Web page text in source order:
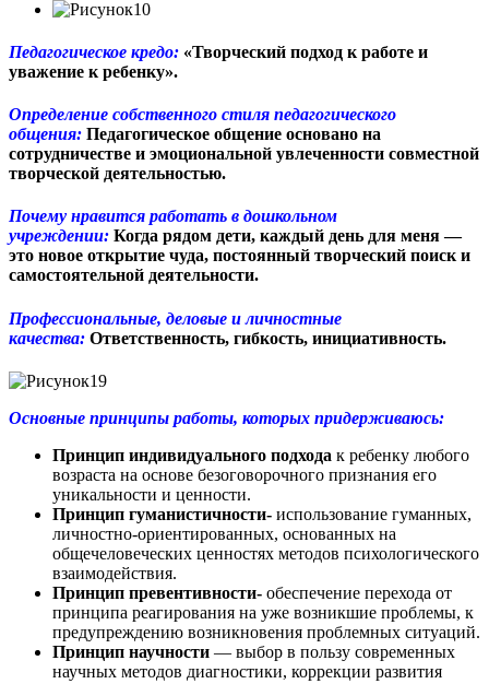
Педагогическое кредо: «Творческий подход к работе и
уважение к ребенку».
Определение собственного стиля педагогического
общения: Педагогическое общение основано на
сотрудничестве и эмоциональной увлеченности совместной
творческой деятельностью.
Почему нравится работать в дошкольном
учреждении: Когда рядом дети, каждый день для меня —
это новое открытие чуда, постоянный творческий поиск и
самостоятельной деятельности.
Профессиональные, деловые и личностные
качества: Ответственность, гибкость, инициативность.
Основные принципы работы, которых придерживаюсь:
Принцип индивидуального подхода к ребенку любого
возраста на основе безоговорочного признания его
уникальности и ценности.
Принцип гуманистичности- использование гуманных,
личностно-ориентированных, основанных на
общечеловеческих ценностях методов психологического
взаимодействия.
Принцип превентивности- обеспечение перехода от
принципа реагирования на уже возникшие проблемы, к
предупреждению возникновения проблемных ситуаций.
Принцип научности — выбор в пользу современных
научных методов диагностики, коррекции развития